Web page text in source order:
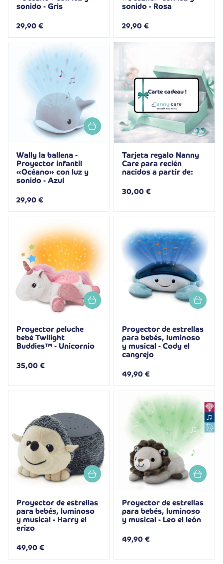
sonido - Gris
29,90 €
sonido - Rosa
29,90 €
Wally la ballena -
Proyector infantil
«Océano» con luz y
sonido - Azul
29,90 €
Tarjeta regalo Nanny
Care para recién
nacidos a partir de:
30,00 €
Proyector peluche
bebé Twilight
Buddies™ - Unicornio
35,00 €
Proyector de estrellas
para bebés, luminoso
y musical - Cody el
cangrejo
49,90 €
Proyector de estrellas
para bebés, luminoso
y musical - Harry el
erizo
49,90 €
Proyector de estrellas
para bebés, luminoso
y musical - Leo el león
49,90 €